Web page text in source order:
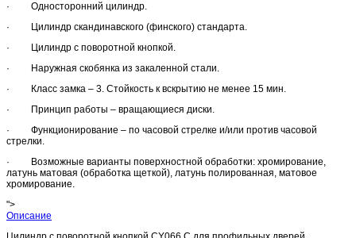
· Односторонний цилиндр.
· Цилиндр скандинавского (финского) стандарта.
· Цилиндр с поворотной кнопкой.
· Наружная скобянка из закаленной стали.
· Класс замка – 3. Стойкость к вскрытию не менее 15 мин.
· Принцип работы – вращающиеся диски.
· Функционирование – по часовой стрелке и/или против часовой
стрелки.
· Возможные варианты поверхностной обработки: хромирование,
латунь матовая (обработка щеткой), латунь полированная, матовое
хромирование.
">
Описание